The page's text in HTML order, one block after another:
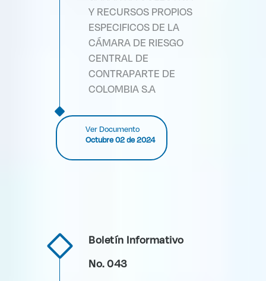
Y RECURSOS PROPIOS
ESPECIFICOS DE LA
CÁMARA DE RIESGO
CENTRAL DE
CONTRAPARTE DE
COLOMBIA S.A
Ver Documento
Octubre 02 de 2024
Boletín Informativo
No. 043